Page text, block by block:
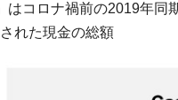
はコロナ禍前の2019年
れた現金の総額